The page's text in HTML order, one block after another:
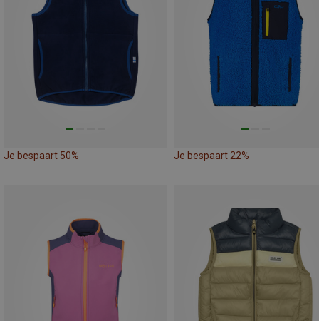
Je bespaart 50% Je bespaart 22%